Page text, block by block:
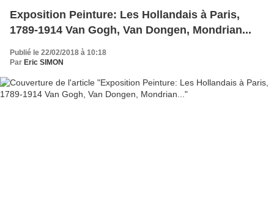
Exposition Peinture: Les Hollandais à Paris,
1789-1914 Van Gogh, Van Dongen, Mondrian...
Publié le 22/02/2018 à 10:18
Par Eric SIMON